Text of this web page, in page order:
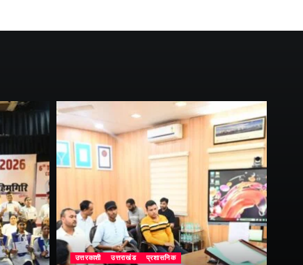
उत्तरकाशी उत्तराखंड प्रशासनिक